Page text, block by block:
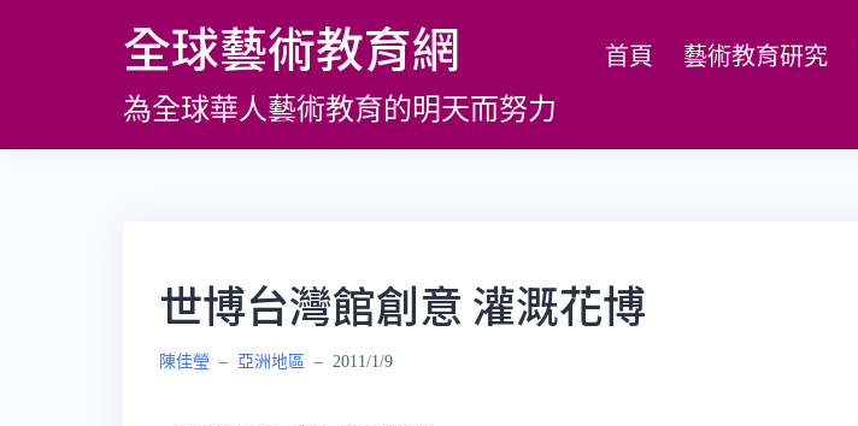
全球藝術教育網
為全球華人藝術教育的明天而努力
首頁 藝術教育研究
世博台灣館創意 灌溉花博
陳佳瑩 – 亞洲地區 – 2011/1/9